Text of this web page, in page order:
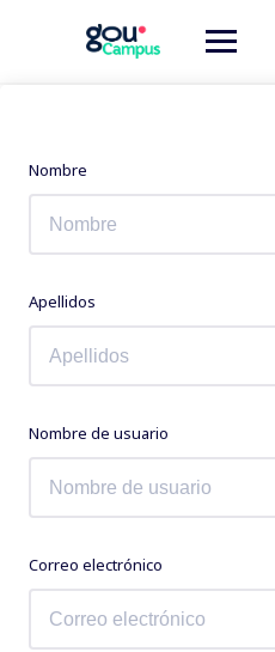
Nombre
Apellidos
Nombre de usuario
Correo electrónico